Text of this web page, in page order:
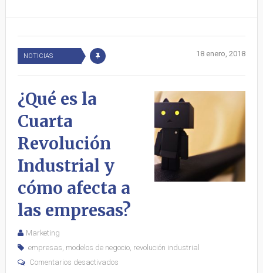
NOTICIAS 18 enero, 2018
¿Qué es la
Cuarta
Revolución
Industrial y
cómo afecta a
las empresas?
Marketing
empresas, modelos de negocio, revolución industrial
Comentarios desactivados